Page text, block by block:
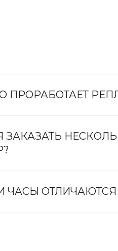
ПРОРАБОТАЕТ
ЗАКАЗАТЬ
ЧАСЫ ОТЛИЧАЮТСЯ